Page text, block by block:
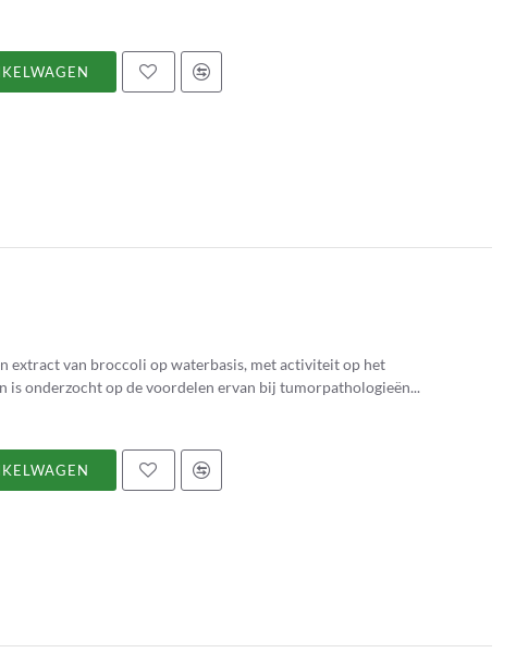
extract van broccoli op waterbasis, met activiteit op het
is onderzocht op de voordelen ervan bij tumorpathologieën...